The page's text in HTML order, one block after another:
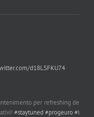
d18LSFKU74
per refreshing de
#staytuned #progeuro#i